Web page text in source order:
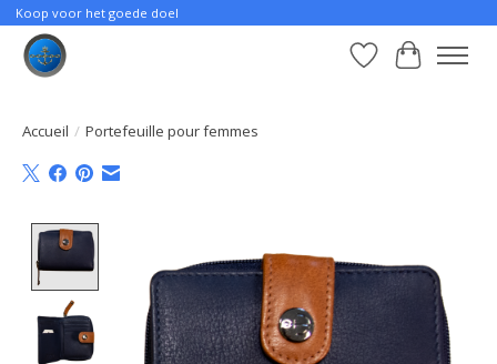
Koop voor het goede doel
Liste dePanier
Accueil / Portefeuille pour femmes